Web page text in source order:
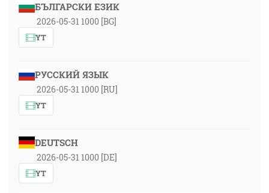
БЪЛГАРСКИ ЕЗИК
2026-05-31 1000 [BG]
YT
РУССКИЙ ЯЗЫК
2026-05-31 1000 [RU]
YT
DEUTSCH
2026-05-31 1000 [DE]
YT